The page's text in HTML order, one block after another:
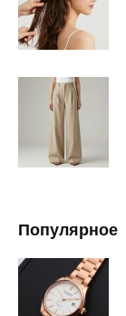
Популярное